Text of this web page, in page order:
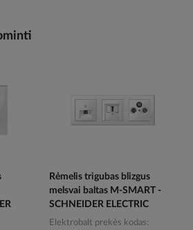
Rėmelis trigubas blizgus
melsvai baltas M-SMART -
SCHNEIDER ELECTRIC
Elektrobalt prekės kodas